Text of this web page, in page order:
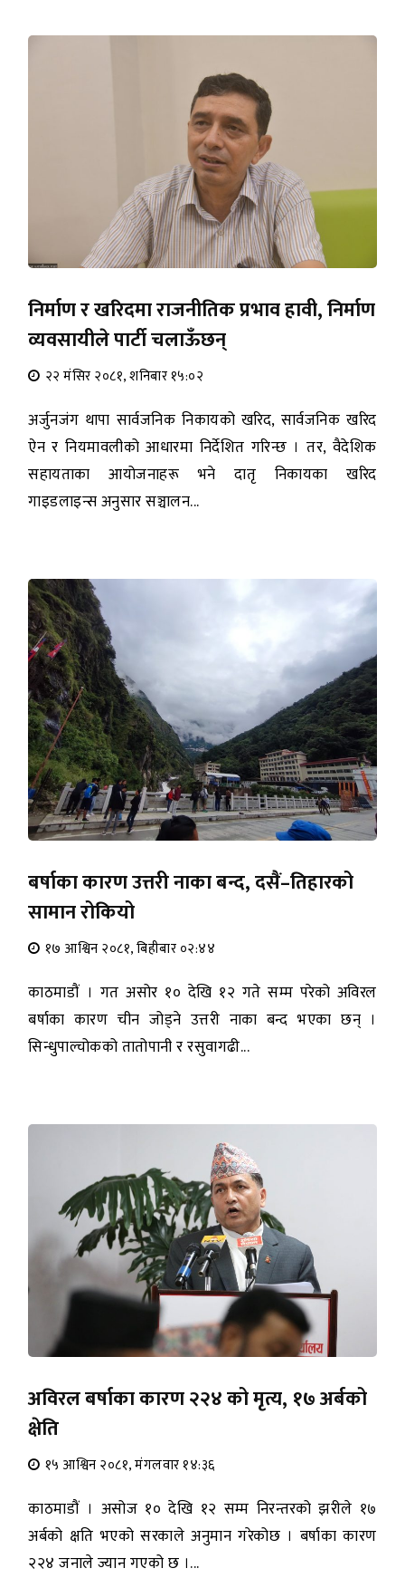
निर्माण र खरिदमा राजनीतिक प्रभाव हावी, निर्माण
व्यवसायीले पार्टी चलाऊँछन्
२२ मंसिर २०८१, शनिबार १५:०२
अर्जुनजंग थापा सार्वजनिक निकायको खरिद, सार्वजनिक खरिद
ऐन र नियमावलीको आधारमा निर्देशित गरिन्छ । तर, वैदेशिक
सहायताका आयोजनाहरू भने दातृ निकायका खरिद
गाइडलाइन्स अनुसार सञ्चालन...
बर्षाका कारण उत्तरी नाका बन्द, दसैं–तिहारको
सामान रोकियो
१७ आश्विन २०८१, बिहीबार ०२:४४
काठमाडौं । गत असोर १० देखि १२ गते सम्म परेको अविरल
बर्षाका कारण चीन जोड्ने उत्तरी नाका बन्द भएका छन् ।
सिन्धुपाल्चोकको तातोपानी र रसुवागढी...
अविरल बर्षाका कारण २२४ को मृत्य, १७ अर्बको
क्षेति
१५ आश्विन २०८१, मंगलवार १४:३६
काठमाडौं । असोज १० देखि १२ सम्म निरन्तरको झरीले १७
अर्बको क्षति भएको सरकाले अनुमान गरेकोछ । बर्षाका कारण
२२४ जनाले ज्यान गएको छ ।...